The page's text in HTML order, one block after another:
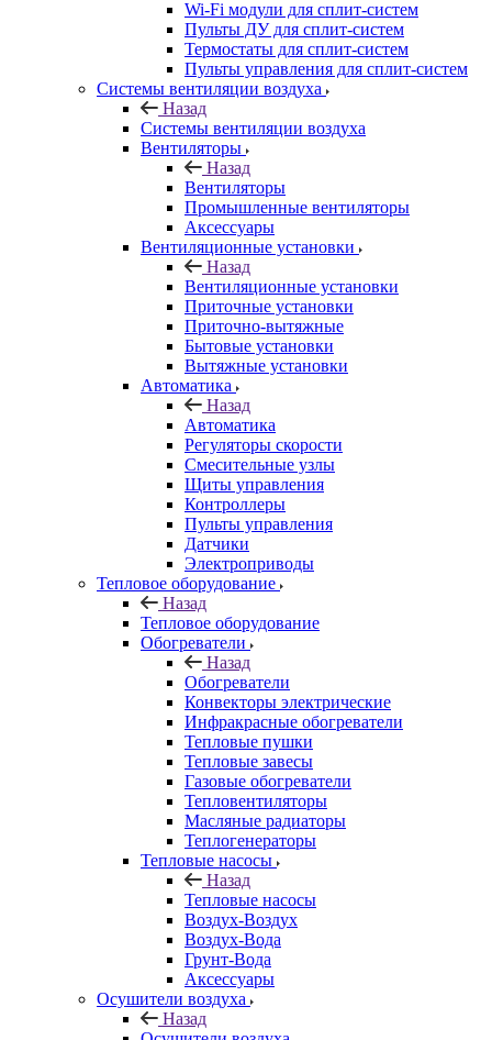
Wi-Fi модули для сплит-систем
Пульты ДУ для сплит-систем
Термостаты для сплит-систем
Пульты управления для сплит-систем
Системы вентиляции воздуха
Назад
Системы вентиляции воздуха
Вентиляторы
Назад
Вентиляторы
Промышленные вентиляторы
Аксессуары
Вентиляционные установки
Назад
Вентиляционные установки
Приточные установки
Приточно-вытяжные
Бытовые установки
Вытяжные установки
Автоматика
Назад
Автоматика
Регуляторы скорости
Смесительные узлы
Щиты управления
Контроллеры
Пульты управления
Датчики
Электроприводы
Тепловое оборудование
Назад
Тепловое оборудование
Обогреватели
Назад
Обогреватели
Конвекторы электрические
Инфракрасные обогреватели
Тепловые пушки
Тепловые завесы
Газовые обогреватели
Тепловентиляторы
Масляные радиаторы
Теплогенераторы
Тепловые насосы
Назад
Тепловые насосы
Воздух-Воздух
Воздух-Вода
Грунт-Вода
Аксессуары
Осушители воздуха
Назад